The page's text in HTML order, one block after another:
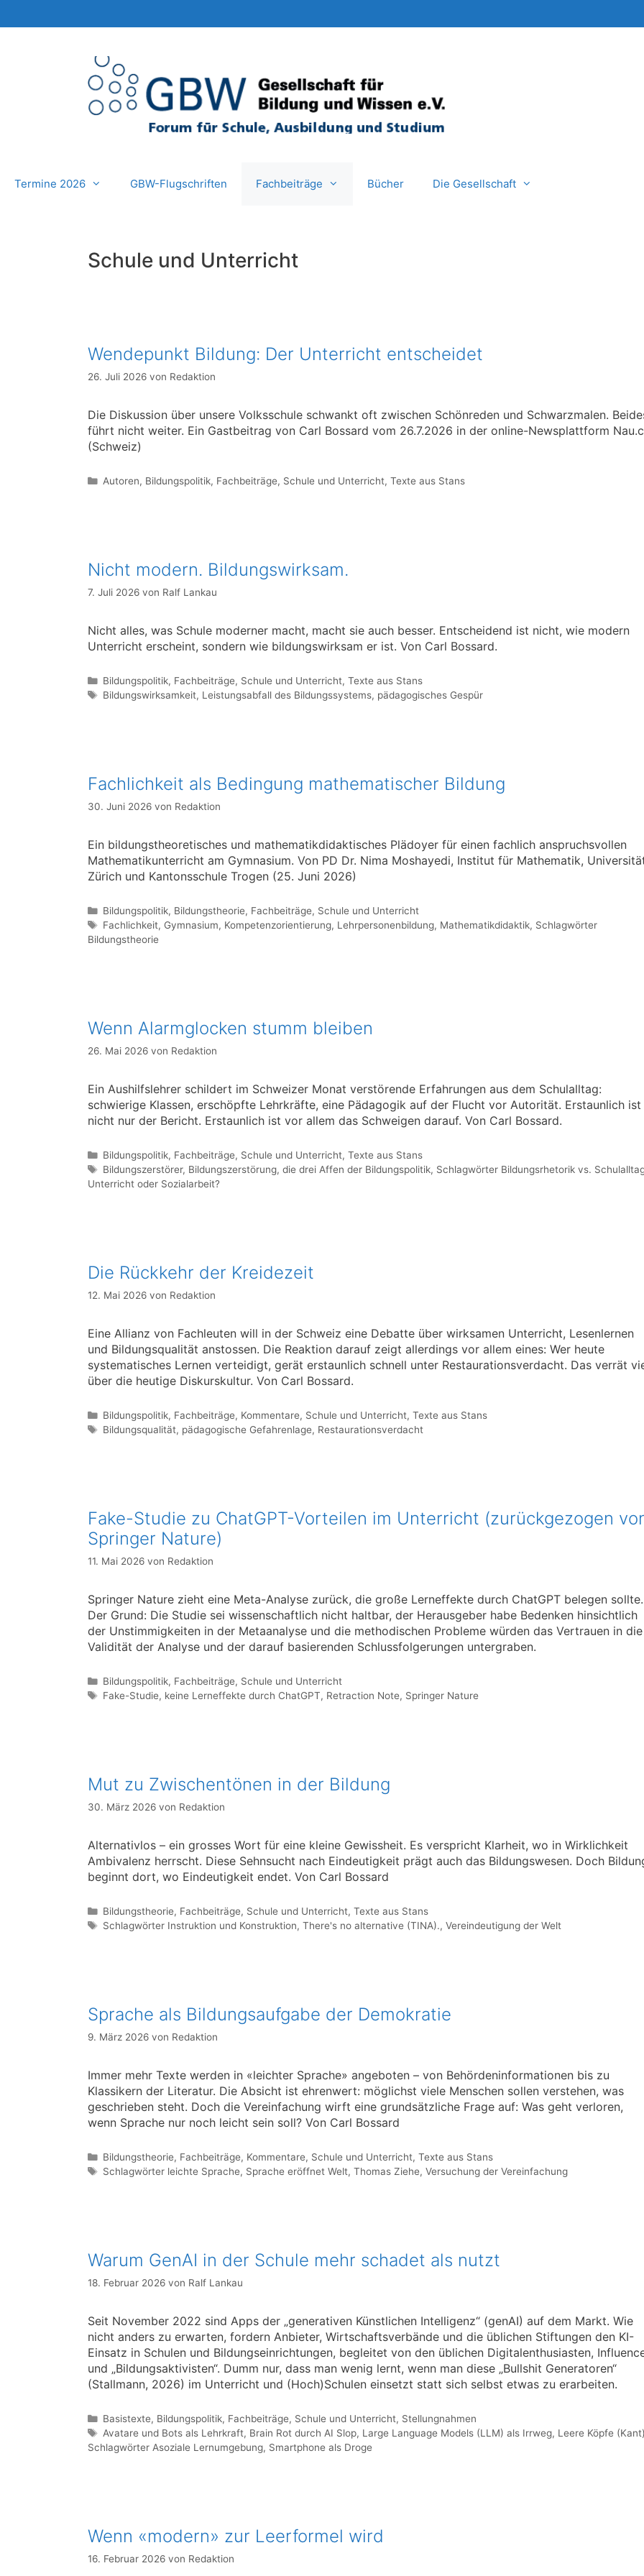
Termine 2026 GBW-Flugschriften Fachbeiträge Bücher Die Gesellschaft
Schule und Unterricht
Wendepunkt Bildung: Der Unterricht entscheidet
26. Juli 2026 von Redaktion
Die Diskussion über unsere Volksschule schwankt oft zwischen Schönreden und Schwarzmalen.
führt nicht weiter. Ein Gastbeitrag von Carl Bossard vom 26.7.2026 in der online-Newsplattform
(Schweiz)
Kategorien
Autoren, Bildungspolitik, Fachbeiträge, Schule und Unterricht,Texte aus Stans
Nicht modern. Bildungswirksam.
7. Juli 2026 von Ralf Lankau
Nicht alles, was Schule moderner macht, macht sie auch besser. Entscheidend ist nicht, wie modern
Unterricht erscheint, sondern wie bildungswirksam er ist. Von Carl Bossard.
Kategorien
Bildungspolitik, Fachbeiträge, Schule und Unterricht,Texte aus Stans
Schlagwörter
Bildungswirksamkeit, Leistungsabfall des Bildungssystems, pädagogisches Gespür
Fachlichkeit als Bedingung mathematischer Bildung
30. Juni 2026 von Redaktion
Ein bildungstheoretisches und mathematikdidaktisches Plädoyer für einen fachlich anspruchsvollen
Mathematikunterricht am Gymnasium. Von PD Dr. Nima Moshayedi, Institut für Mathematik,
Zürich und Kantonsschule Trogen (25. Juni 2026)
Kategorien
Bildungspolitik, Bildungstheorie, Fachbeiträge, Schule und Unterricht
Schlagwörter
Fachlichkeit, Gymnasium, Kompetenzorientierung, Lehrpersonenbildung, Mathematikdidaktik, Schlagwörter
Bildungstheorie
Wenn Alarmglocken stumm bleiben
26. Mai 2026 von Redaktion
Ein Aushilfslehrer schildert im Schweizer Monat verstörende Erfahrungen aus dem Schulalltag:
schwierige Klassen, erschöpfte Lehrkräfte, eine Pädagogik auf der Flucht vor Autorität. Erstaunlich ist
nicht nur der Bericht. Erstaunlich ist vor allem das Schweigen darauf. Von Carl Bossard.
Kategorien
Bildungspolitik, Fachbeiträge, Schule und Unterricht,Texte aus Stans
Schlagwörter
Bildungszerstörer, Bildungszerstörung,die drei Affen der Bildungspolitik, Schlagwörter Bildungsrhetorik vs.
Unterricht oder Sozialarbeit?
Die Rückkehr der Kreidezeit
12. Mai 2026 von Redaktion
Eine Allianz von Fachleuten will in der Schweiz eine Debatte über wirksamen Unterricht, Lesenlernen
und Bildungsqualität anstossen. Die Reaktion darauf zeigt allerdings vor allem eines: Wer heute
systematisches Lernen verteidigt, gerät erstaunlich schnell unter Restaurationsverdacht. Das verrät
über die heutige Diskurskultur. Von Carl Bossard.
Kategorien
Bildungspolitik, Fachbeiträge, Kommentare, Schule und Unterricht,Texte aus Stans
Schlagwörter
Bildungsqualität, pädagogische Gefahrenlage, Restaurationsverdacht
Fake-Studie zu ChatGPT-Vorteilen im Unterricht (zurückgezogen
Springer Nature)
11. Mai 2026 von Redaktion
Springer Nature zieht eine Meta-Analyse zurück, die große Lerneffekte durch ChatGPT belegen sollte.
Der Grund: Die Studie sei wissenschaftlich nicht haltbar, der Herausgeber habe Bedenken hinsichtlich
der Unstimmigkeiten in der Metaanalyse und die methodischen Probleme würden das Vertrauen in die
Validität der Analyse und der darauf basierenden Schlussfolgerungen untergraben.
Kategorien
Bildungspolitik, Fachbeiträge, Schule und Unterricht
Schlagwörter
Fake-Studie, keine Lerneffekte durch ChatGPT, Retraction Note, Springer Nature
Mut zu Zwischentönen in der Bildung
30. März 2026 von Redaktion
Alternativlos – ein grosses Wort für eine kleine Gewissheit. Es verspricht Klarheit, wo in Wirklichkeit
Ambivalenz herrscht. Diese Sehnsucht nach Eindeutigkeit prägt auch das Bildungswesen. Doch
beginnt dort, wo Eindeutigkeit endet. Von Carl Bossard
Kategorien
Bildungstheorie, Fachbeiträge, Schule und Unterricht,Texte aus Stans
Schlagwörter
Schlagwörter Instruktion und Konstruktion,There's no alternative (TINA).,Vereindeutigung der Welt
Sprache als Bildungsaufgabe der Demokratie
9. März 2026 von Redaktion
Immer mehr Texte werden in «leichter Sprache» angeboten – von Behördeninformationen bis zu
Klassikern der Literatur. Die Absicht ist ehrenwert: möglichst viele Menschen sollen verstehen, was
geschrieben steht. Doch die Vereinfachung wirft eine grundsätzliche Frage auf: Was geht verloren,
wenn Sprache nur noch leicht sein soll? Von Carl Bossard
Kategorien
Bildungstheorie, Fachbeiträge, Kommentare, Schule und Unterricht,Texte aus Stans
Schlagwörter
Schlagwörter leichte Sprache, Sprache eröffnet Welt,Thomas Ziehe,Versuchung der Vereinfachung
Warum GenAI in der Schule mehr schadet als nutzt
18. Februar 2026 von Ralf Lankau
Seit November 2022 sind Apps der „generativen Künstlichen Intelligenz“ (genAI) auf dem Markt. Wie
nicht anders zu erwarten, fordern Anbieter, Wirtschaftsverbände und die üblichen Stiftungen den KI-
Einsatz in Schulen und Bildungseinrichtungen, begleitet von den üblichen Digitalenthusiasten,
und „Bildungsaktivisten“. Dumm nur, dass man wenig lernt, wenn man diese „Bullshit Generatoren“
(Stallmann, 2026) im Unterricht und (Hoch)Schulen einsetzt statt sich selbst etwas zu erarbeiten.
Kategorien
Basistexte, Bildungspolitik, Fachbeiträge, Schule und Unterricht, Stellungnahmen
Schlagwörter
Avatare und Bots als Lehrkraft, Brain Rot durch AI Slop, Large Language Models (LLM) als Irrweg, Leere Köpfe
Schlagwörter Asoziale Lernumgebung, Smartphone als Droge
Wenn «modern» zur Leerformel wird
16. Februar 2026 von Redaktion